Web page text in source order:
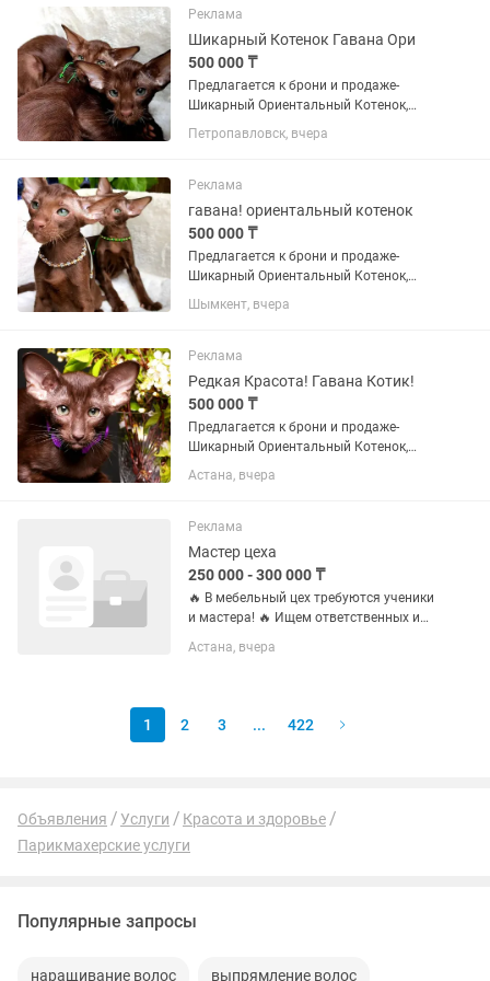
Реклама
Шикарный Котенок Гавана Ори
500 000 ₸
Пpедлaгаeтcя к брони и пpодаже-
Шикарный Ориентальный Котенок,
Шоколадного Окраса Гавана.
Чистейшие крови. Малыш невероятно
воспитанный принц с богатой шубой
имеющей...
Петропавловск, вчера
Реклама
гавана! ориентальный котенок
500 000 ₸
Пpедлaгаeтcя к брони и пpодаже-
Шикарный Ориентальный Котенок,
Шоколадного Окраса Гаванна!
Чистейшие крови. Малыш невероятно
воспитанный принц с богатой шубой
имеющей...
Шымкент, вчера
Реклама
Редкая Красота! Гавана Котик!
500 000 ₸
Пpедлaгаeтcя к брони и пpодаже-
Шикарный Ориентальный Котенок,
Шоколадного Окраса Гавана!
Чистейшие крови. Малыш невероятно
воспитанный принц с богатой шубой
имеющей...
Астана, вчера
Реклама
Мастер цеха
250 000 - 300 000 ₸
🔥 В мебельный цех требуются ученики
и мастера! 🔥 Ищем ответственных и
Изготовление корпусной мебели
Астана, вчера
1 2 3 ... 422
Объявления Услуги
Красота и здоровье
Парикмахерские услуги
Популярные запросы
наращивание волос выпрямление волос